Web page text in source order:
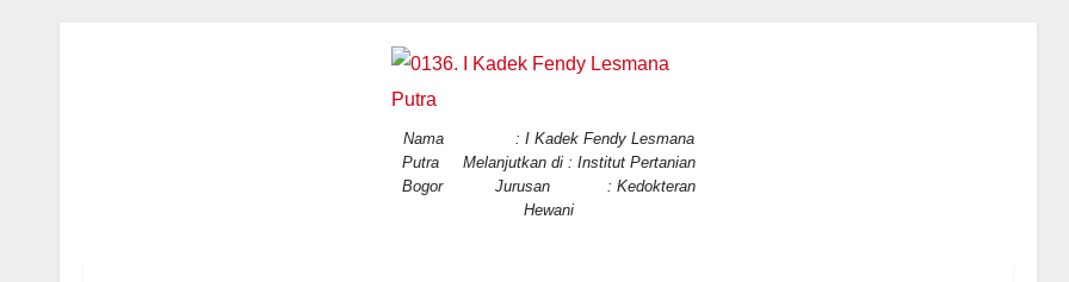
Nama : I Kadek Fendy Lesmana
Putra Melanjutkan di : Institut Pertanian
Bogor Jurusan : Kedokteran
Hewani